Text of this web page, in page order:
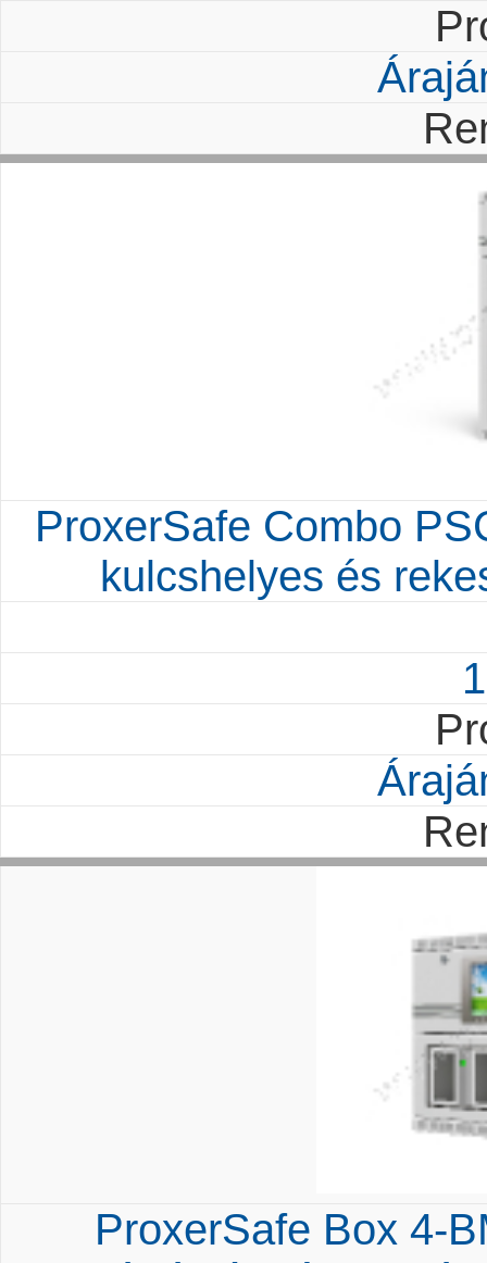
ProxerSafe Combo
kulcshelyes és
ProxerSafe Box 4-